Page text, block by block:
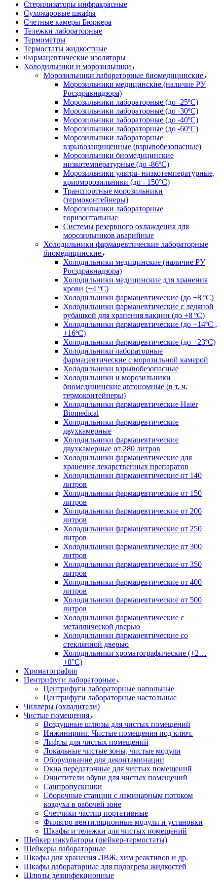
Стерилизаторы инфракрасные
Сухожаровые шкафы
Счетные камеры Бюркера
Тележки лабораторные
Термометры
Термостаты жидкостные
Фармацевтические изоляторы
Холодильники и морозильники
Морозильники лабораторные биомедицинские
Морозильники медицинские (наличие РУ
Росздравнадзора)
Морозильники лабораторные (до -25ºС)
Морозильники лабораторные (до -30ºС)
Морозильники лабораторные (до -40ºС)
Морозильники лабораторные (до -60ºС)
Морозильники лабораторные
взрывозащищенные (взрывобезопасные)
Морозильники биомедицинские
низкотемпературные (до -86ºС)
Морозильники ультра- низкотемпературные,
криоморозильники (до - 150°С)
Транспортные морозильники
(термоконтейнеры)
Морозильники лабораторные
горизонтальные
Системы резервного охлаждения для
морозильников аварийные
Холодильники фармацевтические лабораторные
биомедицинские
Холодильники медицинские (наличие РУ
Росздравнадзора)
Холодильники медицинские для хранения
крови (+4 ºС)
Холодильники фармацевтические (до +8 ºС)
Холодильники фармацевтические с ледяной
рубашкой для хранения вакцин (до +8 ºС)
Холодильники фармацевтические (до +14ºС ,
+16ºС)
Холодильники фармацевтические (до +23ºС)
Холодильники лабораторные
фармацевтические с морозильной камерой
Холодильники взрывобезопасные
Холодильники и морозильники
биомедицинские автономные (в т. ч.
термоконтейнеры)
Холодильники фармацевтические Haier
Biomedical
Холодильники фармацевтические
двухкамерные
Холодильники фармацевтические
двухкамерные от 280 литров
Холодильники фармацевтические для
хранения лекарственных препаратов
Холодильники фармацевтические от 140
литров
Холодильники фармацевтические от 150
литров
Холодильники фармацевтические от 200
литров
Холодильники фармацевтические от 250
литров
Холодильники фармацевтические от 300
литров
Холодильники фармацевтические от 350
литров
Холодильники фармацевтические от 400
литров
Холодильники фармацевтические от 500
литров
Холодильники фармацевтические с
металлической дверью
Холодильники фармацевтические со
стеклянной дверью
Холодильники хроматографические (+2…
+8°C)
Хроматография
Центрифуги лабораторные
Центрифуги лабораторные напольные
Центрифуги лабораторные настольные
Чиллеры (охладители)
Чистые помещения
Воздушные шлюзы для чистых помещений
Инжиниринг. Чистые помещения под ключ.
Лифты для чистых помещений
Локальные чистые зоны, чистые модули
Оборудование для деконтаминации
Окна передаточные для чистых помещений
Очистители обуви для чистых помещений
Санпропускники
Сборочные станции с ламинарным потоком
воздуха в рабочей зоне
Счетчики частиц портативные
Фильтро-вентиляционные модули и установки
Шкафы и тележки для чистых помещений
Шейкер инкубаторы (шейкер-термостаты)
Шейкеры лабораторные
Шкафы для хранения ЛВЖ, хим реактивов и др.
Шкафы лабораторные для подогрева жидкостей
Шлюзы дезинфекционные